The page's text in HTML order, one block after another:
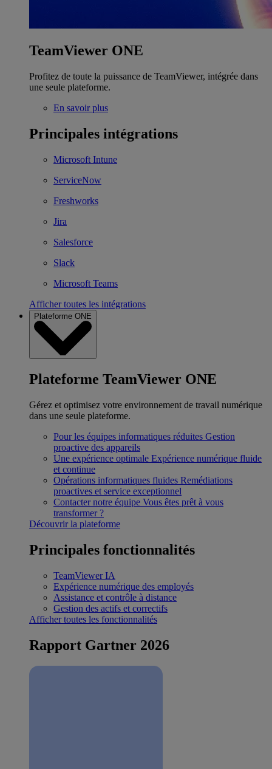
TeamViewer ONE
Profitez de toute la puissance de TeamViewer, intégrée dans
une seule plateforme.
En savoir plus
Principales intégrations
Microsoft Intune
ServiceNow
Freshworks
Jira
Salesforce
Slack
Microsoft Teams
Afficher toutes les intégrations
Plateforme ONE
Plateforme TeamViewer ONE
Gérez et optimisez votre environnement de travail numérique
dans une seule plateforme.
Pour les équipes informatiques réduites Gestion
proactive des appareils
Une expérience optimale Expérience numérique fluide
et continue
Opérations informatiques fluides Remédiations
proactives et service exceptionnel
Contacter notre équipe Vous êtes prêt à vous
transformer ?
Découvrir la plateforme
Principales fonctionnalités
TeamViewer IA
Expérience numérique des employés
Assistance et contrôle à distance
Gestion des actifs et correctifs
Afficher toutes les fonctionnalités
Rapport Gartner 2026